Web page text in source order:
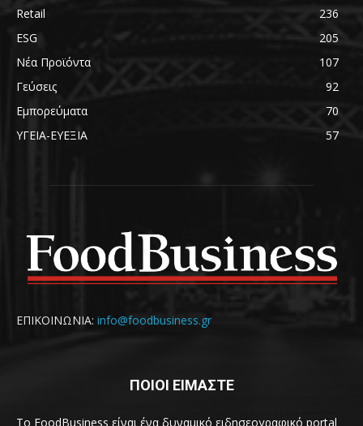
Retail
236
ESG
205
Νέα Προϊόντα
107
Γεύσεις
92
Εμπορεύματα
70
ΥΓΕΙΑ-ΕΥΕΞΙΑ
57
ΕΠΙΚΟΙΝΩΝΙΑ: info@foodbusiness.gr
ΠΟΙΟΙ ΕΙΜΑΣΤΕ
Το FoodBusiness είναι ένα δυναμικό ειδησεογραφικό portal